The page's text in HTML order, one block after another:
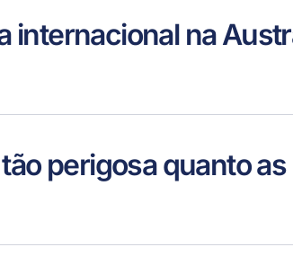
internacional na
perigosa quanto